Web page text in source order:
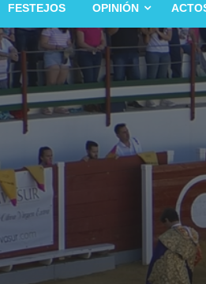
FESTEJOS OPINIÓN